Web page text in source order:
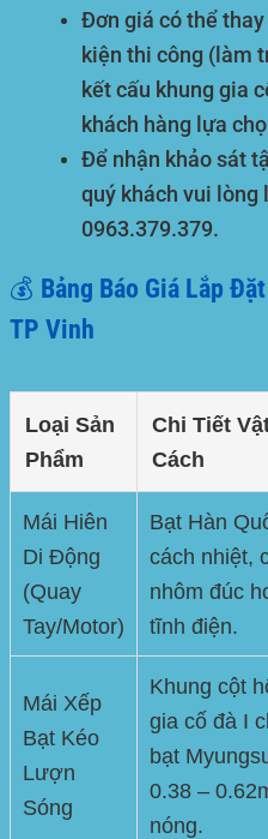
Đơn giá có thể
kiện thi công (làm
kết cấu khung gia
khách hàng lựa
Để nhận khảo sát
quý khách vui lòng
0963.379.379.
💰 Bảng Báo Giá Lắp
TP Vinh
Loại Sản
Phẩm
Chi Tiết
Cách
Mái Hiên
Di Động
(Quay
Tay/Motor)
Bạt Hàn
cách nhiệt,
nhôm đúc
tĩnh điện.
Mái Xếp
Bạt Kéo
Lượn
Sóng
Khung cột
gia cố đà I
bạt
0.38 –
nóng.